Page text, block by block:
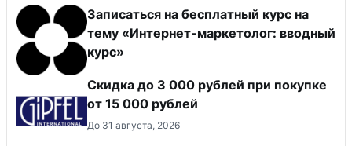
Записаться на бесплатный курс на
тему «Интернет-маркетолог: вводный
курс»
Скидка до 3 000 рублей при покупке
от 15 000 рублей
До 31 августа, 2026